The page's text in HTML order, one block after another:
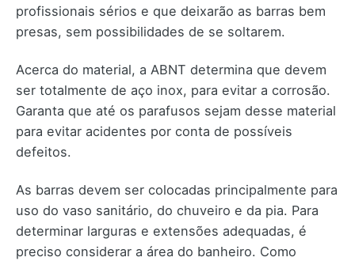
profissionais sérios e que deixarão as barras bem
presas, sem possibilidades de se soltarem.
Acerca do material, a ABNT determina que devem
ser totalmente de aço inox, para evitar a corrosão.
Garanta que até os parafusos sejam desse material
para evitar acidentes por conta de possíveis
defeitos.
As barras devem ser colocadas principalmente para
uso do vaso sanitário, do chuveiro e da pia. Para
determinar larguras e extensões adequadas, é
preciso considerar a área do banheiro. Como